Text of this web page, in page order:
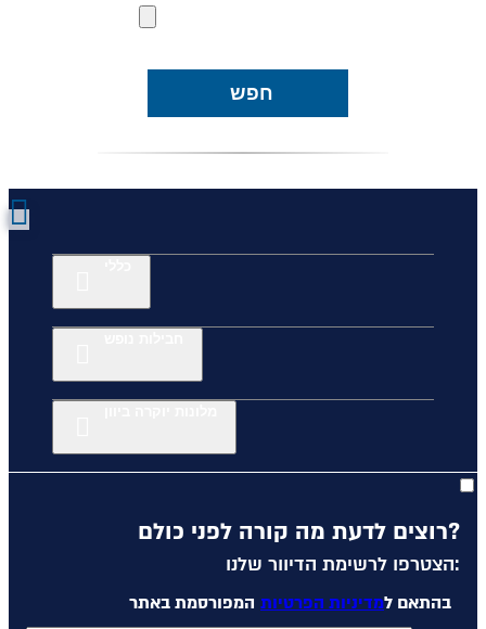
חפש
רוצים לדעת מה קורה לפני כולם?
הצטרפו לרשימת הדיוור שלנו:
בהתאם למדיניות הפרטיות המפורסמת באתר